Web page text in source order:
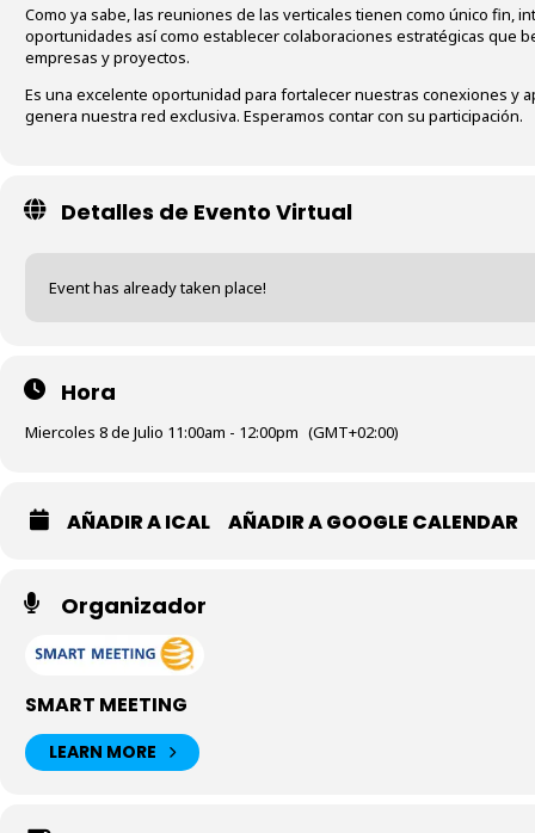
Como ya sabe, las reuniones de las verticales tienen como único fin,
oportunidades así como establecer colaboraciones estratégicas que
empresas y proyectos.
Es una excelente oportunidad para fortalecer nuestras conexiones y
genera nuestra red exclusiva. Esperamos contar con su participación.
Detalles de Evento Virtual
Event has already taken place!
Hora
Miercoles 8 de Julio 11:00am - 12:00pm (GMT+02:00)
AÑADIR A ICAL AÑADIR A GOOGLE CALENDAR
Organizador
SMART MEETING
LEARN MORE